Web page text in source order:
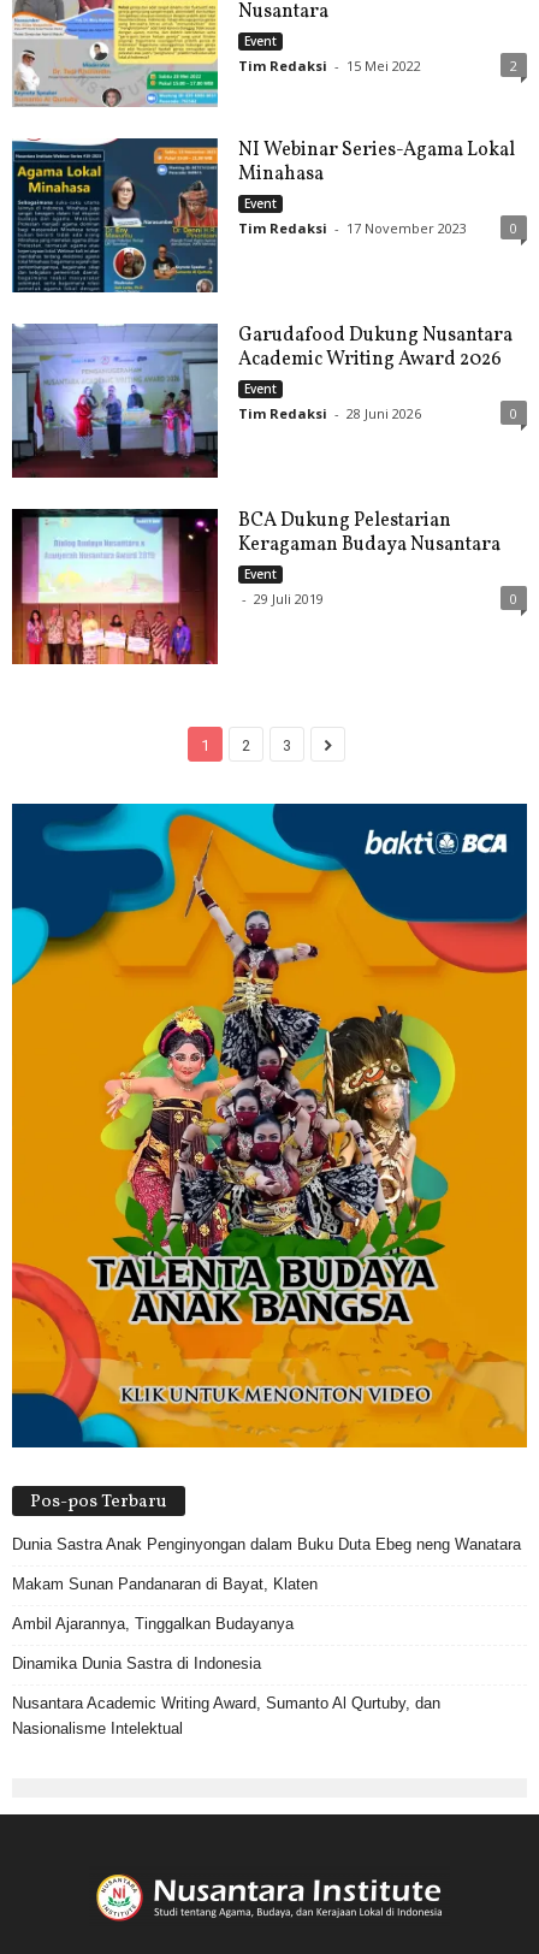
Nusantara
Event
Tim Redaksi - 15 Mei 2022 2
NI Webinar Series-Agama Lokal
Minahasa
Event
Tim Redaksi - 17 November 2023 0
Garudafood Dukung Nusantara
Academic Writing Award 2026
Event
Tim Redaksi - 28 Juni 2026 0
BCA Dukung Pelestarian
Keragaman Budaya Nusantara
Event
- 29 Juli 2019 0
1 2 3
Pos-pos Terbaru
Dunia Sastra Anak Penginyongan dalam Buku Duta Ebeg neng Wanatara
Makam Sunan Pandanaran di Bayat, Klaten
Ambil Ajarannya, Tinggalkan Budayanya
Dinamika Dunia Sastra di Indonesia
Nusantara Academic Writing Award, Sumanto Al Qurtuby, dan
Nasionalisme Intelektual